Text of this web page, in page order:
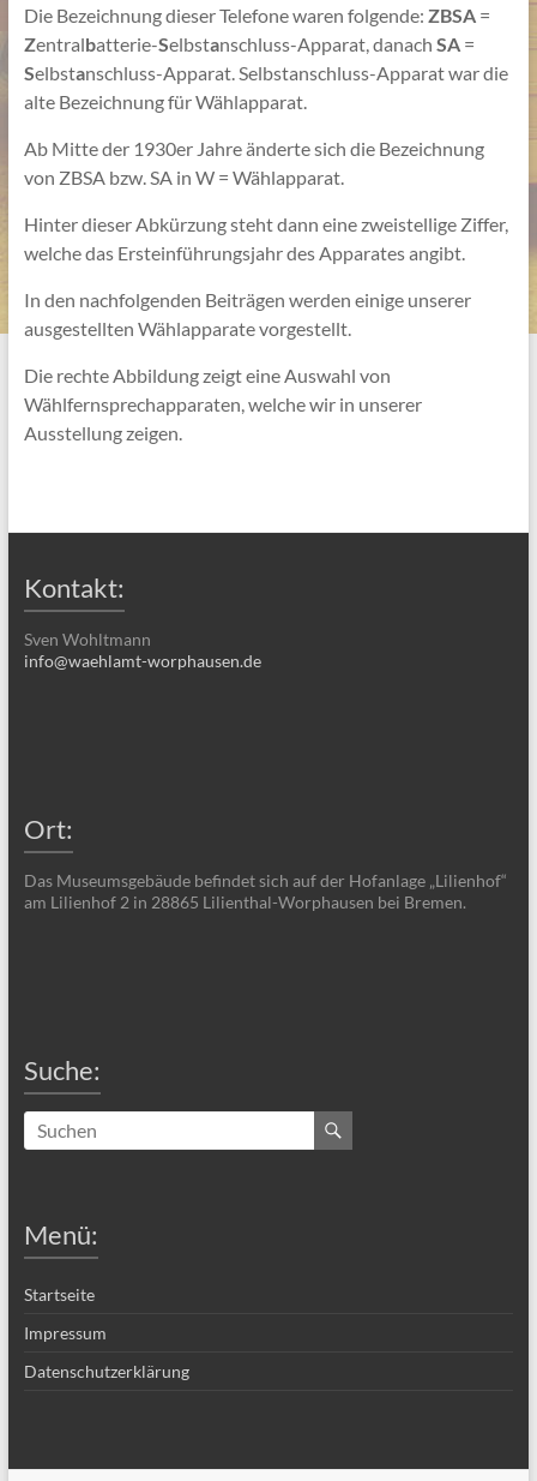
Die Bezeichnung dieser Telefone waren folgende: ZBSA=
Zentralbatterie-Selbstanschluss-Apparat, danach SA=
Selbstanschluss-Apparat. Selbstanschluss-Apparat war die
alte Bezeichnung für Wählapparat.
Ab Mitte der 1930er Jahre änderte sich die Bezeichnung
von ZBSA bzw. SA in W = Wählapparat.
Hinter dieser Abkürzung steht dann eine zweistellige Ziffer,
welche das Ersteinführungsjahr des Apparates angibt.
In den nachfolgenden Beiträgen werden einige unserer
ausgestellten Wählapparate vorgestellt.
Die rechte Abbildung zeigt eine Auswahl von
Wählfernsprechapparaten, welche wir in unserer
Ausstellung zeigen.
Kontakt:
Sven Wohltmann
info@waehlamt-worphausen.de
Ort:
Das Museumsgebäude befindet sich auf der Hofanlage „Lilienhof“
am Lilienhof 2 in 28865 Lilienthal-Worphausen bei Bremen.
Suche:
Menü:
Startseite
Impressum
Datenschutzerklärung